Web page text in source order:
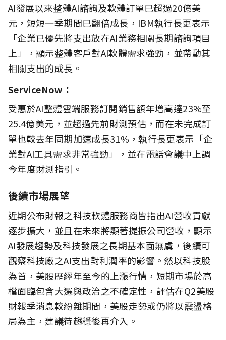
AI發展以來整體AI諮詢及軟體訂單已超過20億美
元，短短一季期間已翻倍成長，IBM執行長更表示
「企業已優先將支出放在AI業務相關長期諮詢項目
上」，顯示整體客戶對AI軟體需求強勁，並帶動其
相關支出的成長。
ServiceNow：
受惠於AI整體雲端服務訂閱銷售額年增高達23%至
25.4億美元，並超過先前財測預估，而在未完成訂
單也較去年同期加速成長31%，執行長更表示「企
業對AI工具需求非常強勁」，並在電話會議中上調
今年度財測指引。
後續市場展望
近期公布財報之科技軟體服務商皆指出AI營收貢獻
逐步擴大，並且在未來將顯著提振公司營收，顯示
AI發展趨勢及科技發展之長期基本面無虞，後續可
觀察科技廠之AI支出對利潤率的影響。然以科技股
為首，美股歷經年至今的上漲行情，短期市場於高
檔面臨包含大選與政治之不確定性，評估在Q2美股
財報季消息較紛雜期間，美股走勢或仍將以震盪格
局為主，建議待趨穩後再介入。